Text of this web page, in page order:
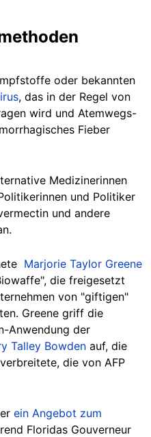
oder bekannten
, das in der Regel von
wird und Atemwegs-
Fieber
Medizinerinnen
und Politiker
und andere
Marjorie Taylor Greene
die freigesetzt
von "giftigen"
Greene griff die
Anwendung der
Talley Bowden auf, die
die von AFP
ein Angebot zum
Floridas Gouverneur